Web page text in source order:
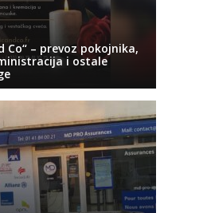
Co“ – prevoz pokojnika,
i ostale